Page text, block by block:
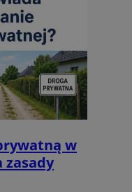
w
zasady